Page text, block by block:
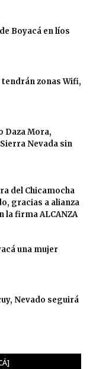
Boyacá en líos
tendrán zonas Wifi,
Daza Mora,
Nevada sin
del Chicamocha
gracias a alianza
la firma ALCANZA
una mujer
Nevado seguirá